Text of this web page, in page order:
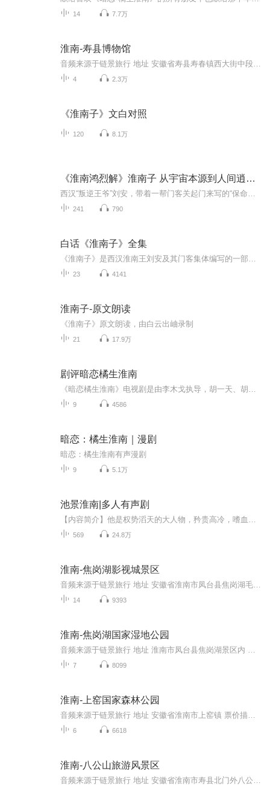
14 7.7万
淮南-寿县博物馆
4 2.3万
《淮南子》文白对照
120 8.1万
《淮南鸿烈解》淮南子 从宇宙本源到人间逍遥 刘安
241 790
白话《淮南子》全集
23 4141
淮南子-原文朗读
《淮南子》原文朗读，由白云出岫录制
21 17.9万
剧评暗恋橘生淮南
9 4586
暗恋：橘生淮南｜漫剧
暗恋：橘生淮南有声漫剧
9 5.1万
池景淮南|多人有声剧
569 24.8万
淮南-焦岗湖影视城景区
14 9393
淮南-焦岗湖国家湿地公园
7 8099
淮南-上窑国家森林公园
6 6618
淮南-八公山旅游风景区